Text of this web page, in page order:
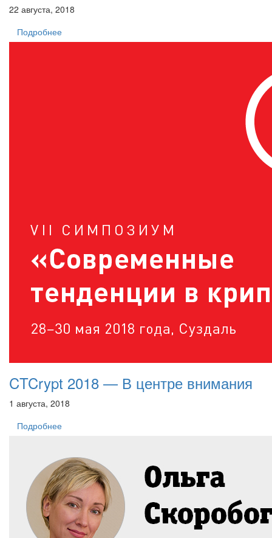
22 августа, 2018
Подробнее
CTCrypt 2018 — В центре внимания
1 августа, 2018
Подробнее